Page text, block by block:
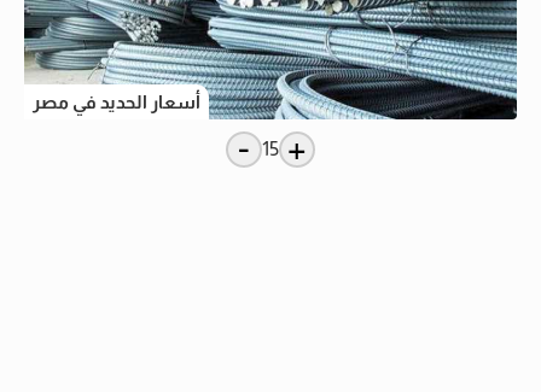
أسعار الحديد في مصر
+
15
-